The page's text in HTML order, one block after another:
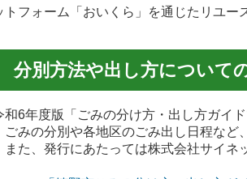
トフォーム「おいくら」を通じたリユー
分別方法や出し方について
6年度版「ごみの分け方・出し方ガイド
の分別や各地区のごみ出し日程など、
、発行にあたっては株式会社サイネッ